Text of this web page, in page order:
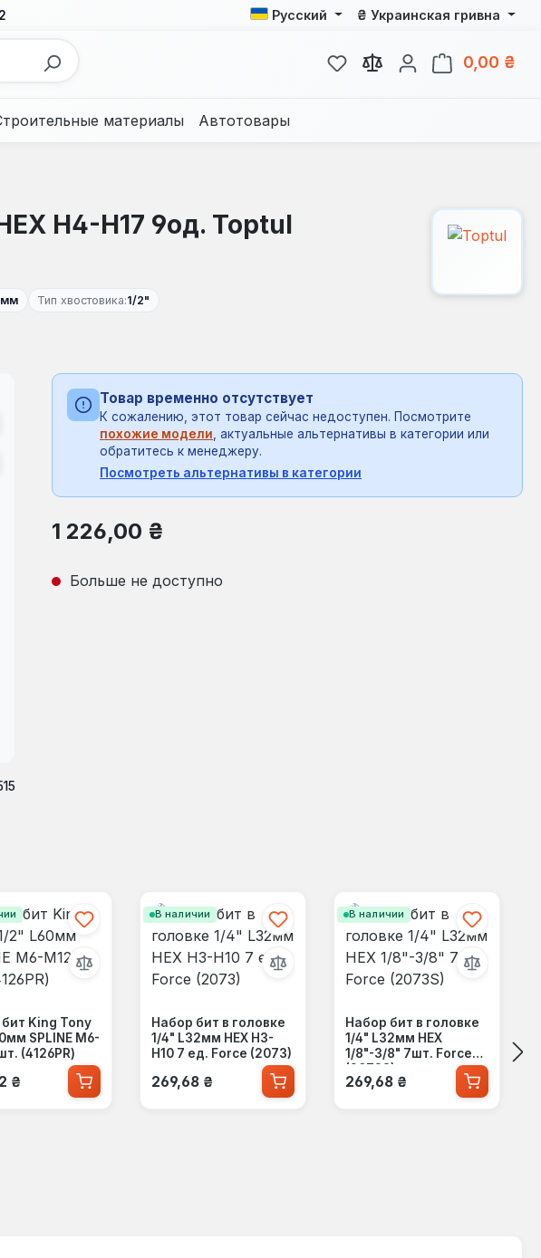
Русский ₴ Украинская гривна
У вас есть товары из
0,00 ₴
материалы Автотовары
Н4-H17 9од. Toptul
мм Тип хвостовика:1/2"
Товар временно отсутствует
К сожалению, этот товар сейчас недоступен. Посмотрите
похожие модели , актуальные альтернативы в категории или
обратитесь к менеджеру.
Посмотреть альтернативы в категории
Обычная цена:
1 226,00 ₴
Больше не доступно
King Tony
SPLINE М6-
(4126PR)
цена:
₴
В наличии
Набор бит в головке
1/4" L32мм HEX H3-
H10 7 ед. Force (2073)
Обычная цена:
269,68 ₴
В наличии
Набор бит в головке
1/4" L32мм HEX
1/8"-3/8" 7шт. Force
(2073S)
Обычная цена:
269,68 ₴